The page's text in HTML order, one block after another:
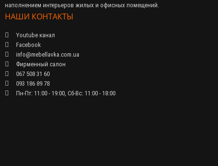
наполнением интерьеров жилых и офисных помещений.
НАШИ КОНТАКТЫ
Youtube канал
Facebook
info@mebellavka.com.ua
Фирменный салон
067 508 31 60
093 186 89 78
Пн-Пт: 11:00 - 19:00, Сб-Вс: 11:00 - 18:00